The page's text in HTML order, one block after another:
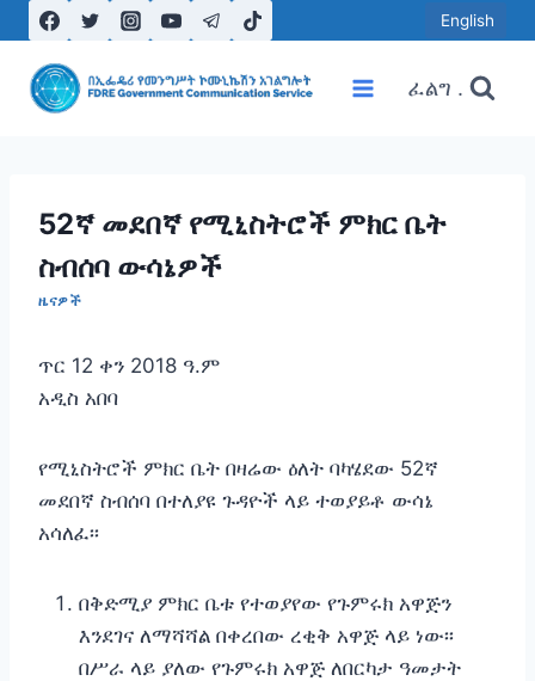
to
content
English
ፈልግ .
52ኛ መደበኛ የሚኒስትሮች ምክር ቤት
ስብሰባ ውሳኔዎች
ዜናዎች
ጥር 12 ቀን 2018 ዓ.ም
አዲስ አበባ
የሚኒስትሮች ምክር ቤት በዛሬው ዕለት ባካሄደው 52ኛ
መደበኛ ስብሰባ በተለያዩ ጉዳዮች ላይ ተወያይቶ ውሳኔ
አሳለፈ፡፡
በቅድሚያ ምክር ቤቱ የተወያየው የጉምሩክ አዋጅን
እንደገና ለማሻሻል በቀረበው ረቂቅ አዋጅ ላይ ነው፡፡
በሥራ ላይ ያለው የጉምሩክ አዋጅ ለበርካታ ዓመታት